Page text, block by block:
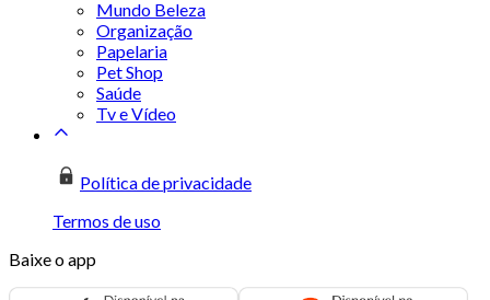
Mundo Beleza
Organização
Papelaria
Pet Shop
Saúde
Tv e Vídeo
Política de privacidade
Termos de uso
Baixe o app